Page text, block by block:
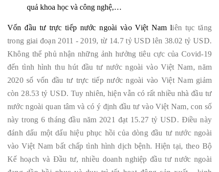
quả khoa học và công nghệ,…
Vốn đầu tư trực tiếp nước ngoài vào Việt Nam liên tục tăng
trong giai đoạn 2011 - 2019, từ 14.7 tỷ USD lên 38.02 tỷ USD.
Không thể phủ nhận những ảnh hưởng tiêu cực của Covid-19
đến tình hình thu hút đầu tư nước ngoài vào Việt Nam, năm
2020 số vốn đầu tư trực tiếp nước ngoài vào Việt Nam giảm
còn 28.53 tỷ USD. Tuy nhiên, hiện vẫn có rất nhiều nhà đầu tư
nước ngoài quan tâm và có ý định đầu tư vào Việt Nam, con số
này trong 6 tháng đầu năm 2021 đạt 15.27 tỷ USD. Điều này
đánh dấu một dấu hiệu phục hồi của dòng đầu tư nước ngoài
vào Việt Nam bất chấp tình hình dịch bệnh. Hiện tại, theo Bộ
Kế hoạch và Đầu tư, nhiều doanh nghiệp đầu tư nước ngoài